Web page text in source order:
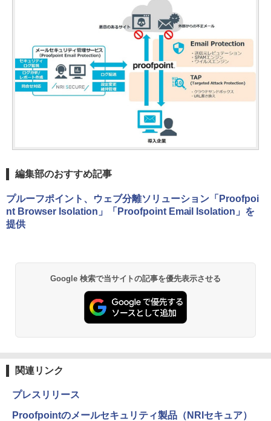
編集部のおすすめ記事
プルーフポイント、ウェブ分離ソリューション「Proofpoi
nt Browser Isolation」「Proofpoint Email Isolation」を
提供
Google 検索で当サイトの記事を優先表示させる
関連リンク
プレスリリース
Proofpointのメールセキュリティ製品（NRIセキュア）